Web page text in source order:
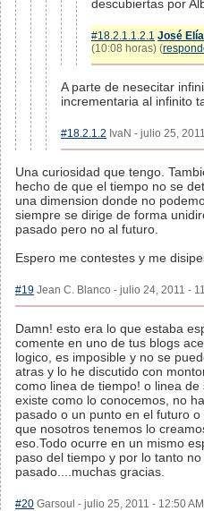
descubiertas por
#18.2.1.1.2.1 José
(10:08 horas) (
A parte de nesecitar
incrementaria al infinito
#18.2.1.2 IvaN - julio 25,
Una curiosidad que tengo.
hecho de que el tiempo no se
una dimension donde no
siempre se dirige de forma
pasado pero no al futuro.
Espero me contestes y me
#19 Jean C. Blanco - julio 24, 2011 -
Damn! esto era lo que estaba
comente en uno de tus blogs
logico, es imposible y no se
atras y lo he discutido con
como linea de tiempo! o linea
existe como lo conocemos, no
pasado o un punto en el futuro
que nosotros tenemos lo
eso.Todo ocurre en un mismo
paso del tiempo y por lo tanto
pasado....muchas gracias.
#20 Garsoul - julio 25, 2011 - 12:50